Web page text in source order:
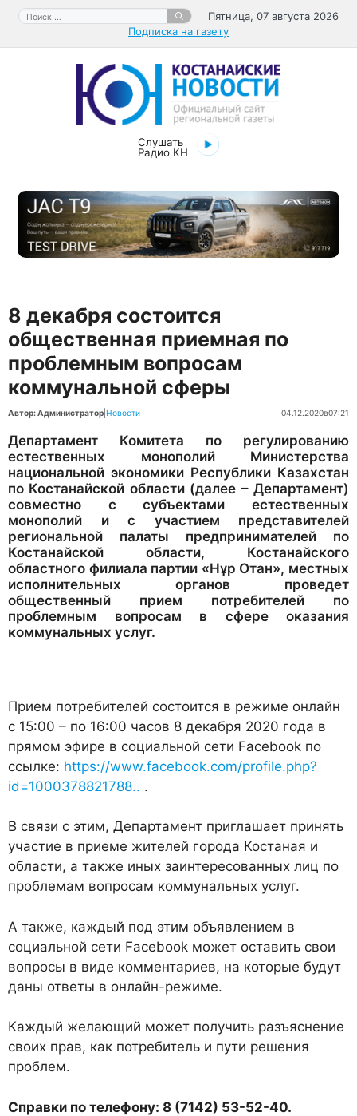
Перейти
содержимому
Поиск:
Пятница, 07 августа 2026
Подписка на газету
Слушать
Радио КН
8 декабря состоится
общественная приемная по
проблемным вопросам
коммунальной сферы
Автор: Администратор Новости 04.12.2020в07:21
Департамент Комитета по регулированию
естественных монополий Министерства
национальной экономики Республики Казахстан
по Костанайской области (далее – Департамент)
совместно с субъектами естественных
монополий и с участием представителей
региональной палаты предпринимателей по
Костанайской области, Костанайского
областного филиала партии «Нұр Отан», местных
исполнительных органов проведет
общественный прием потребителей по
проблемным вопросам в сфере оказания
коммунальных услуг.
Прием потребителей состоится в режиме онлайн
с 15:00 – по 16:00 часов 8 декабря 2020 года в
прямом эфире в социальной сети Facebook по
ссылке: https://www.facebook.com/profile.php?
id=1000378821788.. .
В связи с этим, Департамент приглашает принять
участие в приеме жителей города Костаная и
области, а также иных заинтересованных лиц по
проблемам вопросам коммунальных услуг.
А также, каждый под этим объявлением в
социальной сети Facebook может оставить свои
вопросы в виде комментариев, на которые будут
даны ответы в онлайн-режиме.
Каждый желающий может получить разъяснение
своих прав, как потребитель и пути решения
проблем.
Справки по телефону: 8 (7142) 53-52-40.